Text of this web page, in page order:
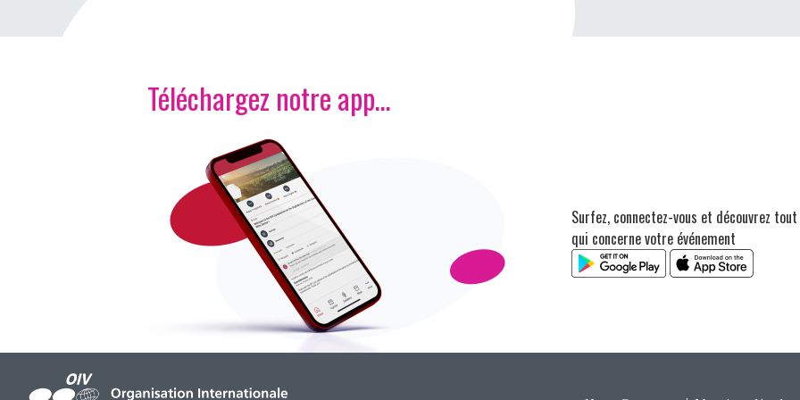
Téléchargez notre app…
Surfez, connectez-vous et découvrez
qui concerne votre événement